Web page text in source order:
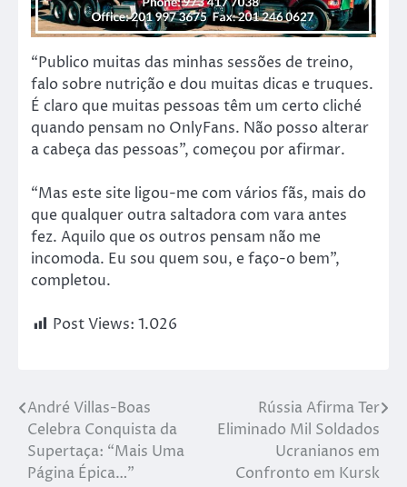
“Publico muitas das minhas sessões de treino,
falo sobre nutrição e dou muitas dicas e truques.
É claro que muitas pessoas têm um certo cliché
quando pensam no OnlyFans. Não posso alterar
a cabeça das pessoas”, começou por afirmar.
“Mas este site ligou-me com vários fãs, mais do
que qualquer outra saltadora com vara antes
fez. Aquilo que os outros pensam não me
incomoda. Eu sou quem sou, e faço-o bem”,
completou.
Post Views: 1.026
André Villas-Boas
Celebra Conquista da
Supertaça: “Mais Uma
Página Épica…”
Rússia Afirma Ter
Eliminado Mil Soldados
Ucranianos em
Confronto em Kursk